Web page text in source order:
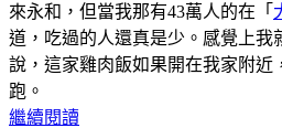
來永和，但當我那有43萬人的在「
道，吃過的人還真是少。感覺上我
說，這家雞肉飯如果開在我家附近
跑。
繼續閱讀